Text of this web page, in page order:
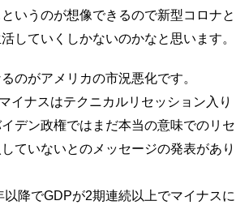
いうのが想像できるので新型コロナと
していくしかないのかなと思います。
のがアメリカの市況悪化です。
イナスはテクニカルリセッション入り
デン政権ではまだ本当の意味でのリセ
ていないとのメッセージの発表があり
以降でGDPが2期連続以上でマイナスに